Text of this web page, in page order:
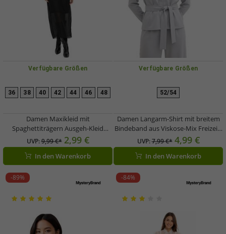
Verfügbare Größen
36 38 40 42 44 46 48
Damen Maxikleid mit
Spaghettiträgern Ausgeh-Kleid
ärmellos 955567 Schwarz
UVP:9,99 €* 2,99 €
In den Warenkorb
Verfügbare Größen
52/54
Damen Langarm-Shirt mit breitem
Bindeband aus Viskose-Mix Freizeit-
Pullover 929960 Grau
UVP:7,99 €* 4,99 €
In den Warenkorb
-89% -84%